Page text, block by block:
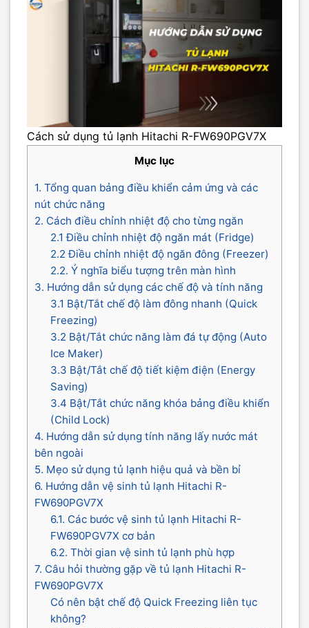
Cách sử dụng tủ lạnh Hitachi R-FW690PGV7X
Mục lục
1. Tổng quan bảng điều khiển cảm ứng và các
nút chức năng
2. Cách điều chỉnh nhiệt độ cho từng ngăn
2.1 Điều chỉnh nhiệt độ ngăn mát (Fridge)
2.2 Điều chỉnh nhiệt độ ngăn đông (Freezer)
2.2. Ý nghĩa biểu tượng trên màn hình
3. Hướng dẫn sử dụng các chế độ và tính năng
3.1 Bật/Tắt chế độ làm đông nhanh (Quick
Freezing)
3.2 Bật/Tắt chức năng làm đá tự động (Auto
Ice Maker)
3.3 Bật/Tắt chế độ tiết kiệm điện (Energy
Saving)
3.4 Bật/Tắt chức năng khóa bảng điều khiển
(Child Lock)
4. Hướng dẫn sử dụng tính năng lấy nước mát
bên ngoài
5. Mẹo sử dụng tủ lạnh hiệu quả và bền bỉ
6. Hướng dẫn vệ sinh tủ lạnh Hitachi R-
FW690PGV7X
6.1. Các bước vệ sinh tủ lạnh Hitachi R-
FW690PGV7X cơ bản
6.2. Thời gian vệ sinh tủ lạnh phù hợp
7. Câu hỏi thường gặp về tủ lạnh Hitachi R-
FW690PGV7X
Có nên bật chế độ Quick Freezing liên tục
không?